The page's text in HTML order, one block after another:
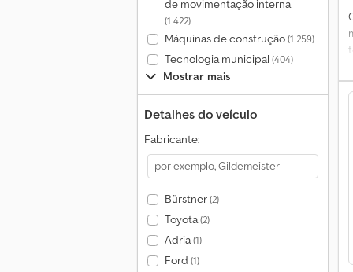
de movimentação interna
(1 422)
Máquinas de construção(1 259)
Tecnologia municipal (404)
Mostrar mais
Detalhes do veículo
Fabricante:
Bürstner(2)
Toyota(2)
Adria(1)
Ford (1)